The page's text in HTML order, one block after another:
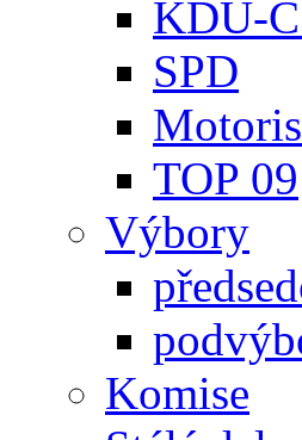
KDU-
SPD
TOP 09
Výbory
Komise